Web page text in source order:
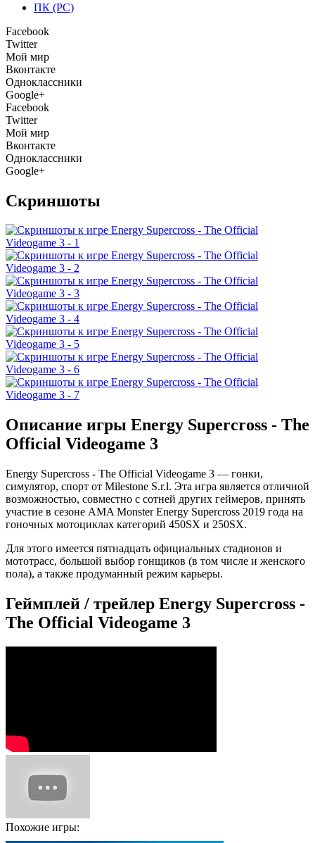
ПК (PC)
Facebook
Twitter
Мой мир
Вконтакте
Одноклассники
Google+
Facebook
Twitter
Мой мир
Вконтакте
Одноклассники
Google+
Скриншоты
Описание игры Energy Supercross - The
Official Videogame 3
Energy Supercross - The Official Videogame 3 — гонки,
симулятор, спорт от Milestone S.r.l. Эта игра является отличной
возможностью, совместно с сотней других геймеров, принять
участие в сезоне AMA Monster Energy Supercross 2019 года на
гоночных мотоциклах категорий 450SX и 250SX.
Для этого имеется пятнадцать официальных стадионов и
мототрасс, большой выбор гонщиков (в том числе и женского
пола), а также продуманный режим карьеры.
Геймплей / трейлер Energy Supercross -
The Official Videogame 3
Похожие игры: